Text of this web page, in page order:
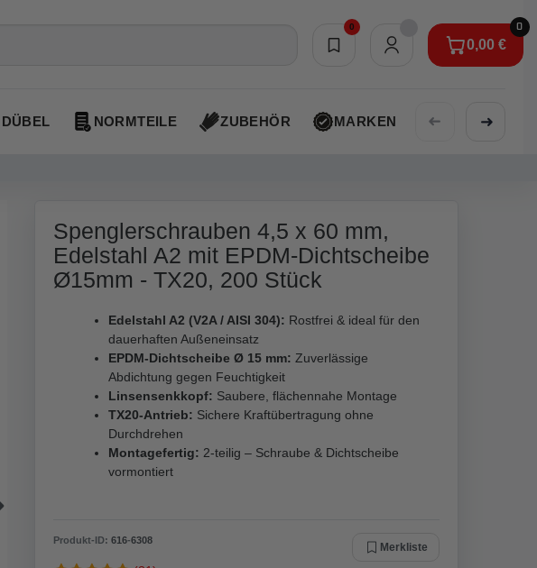
0
Merkliste
0
0,00 €
0,00 €
DÜBEL NORMTEILE ZUBEHÖR MARKEN AKTIONEN
➜ ➜
Spenglerschrauben 4,5 x 60 mm,
Edelstahl A2 mit EPDM-Dichtscheibe
Ø15mm - TX20, 200 Stück
Edelstahl A2 (V2A / AISI 304): Rostfrei & ideal für den
dauerhaften Außeneinsatz
EPDM-Dichtscheibe Ø 15 mm: Zuverlässige
Abdichtung gegen Feuchtigkeit
Linsensenkkopf: Saubere, flächennahe Montage
TX20-Antrieb: Sichere Kraftübertragung ohne
Durchdrehen
Montagefertig: 2-teilig – Schraube & Dichtscheibe
vormontiert
Produkt-ID: 616-6308
Merkliste